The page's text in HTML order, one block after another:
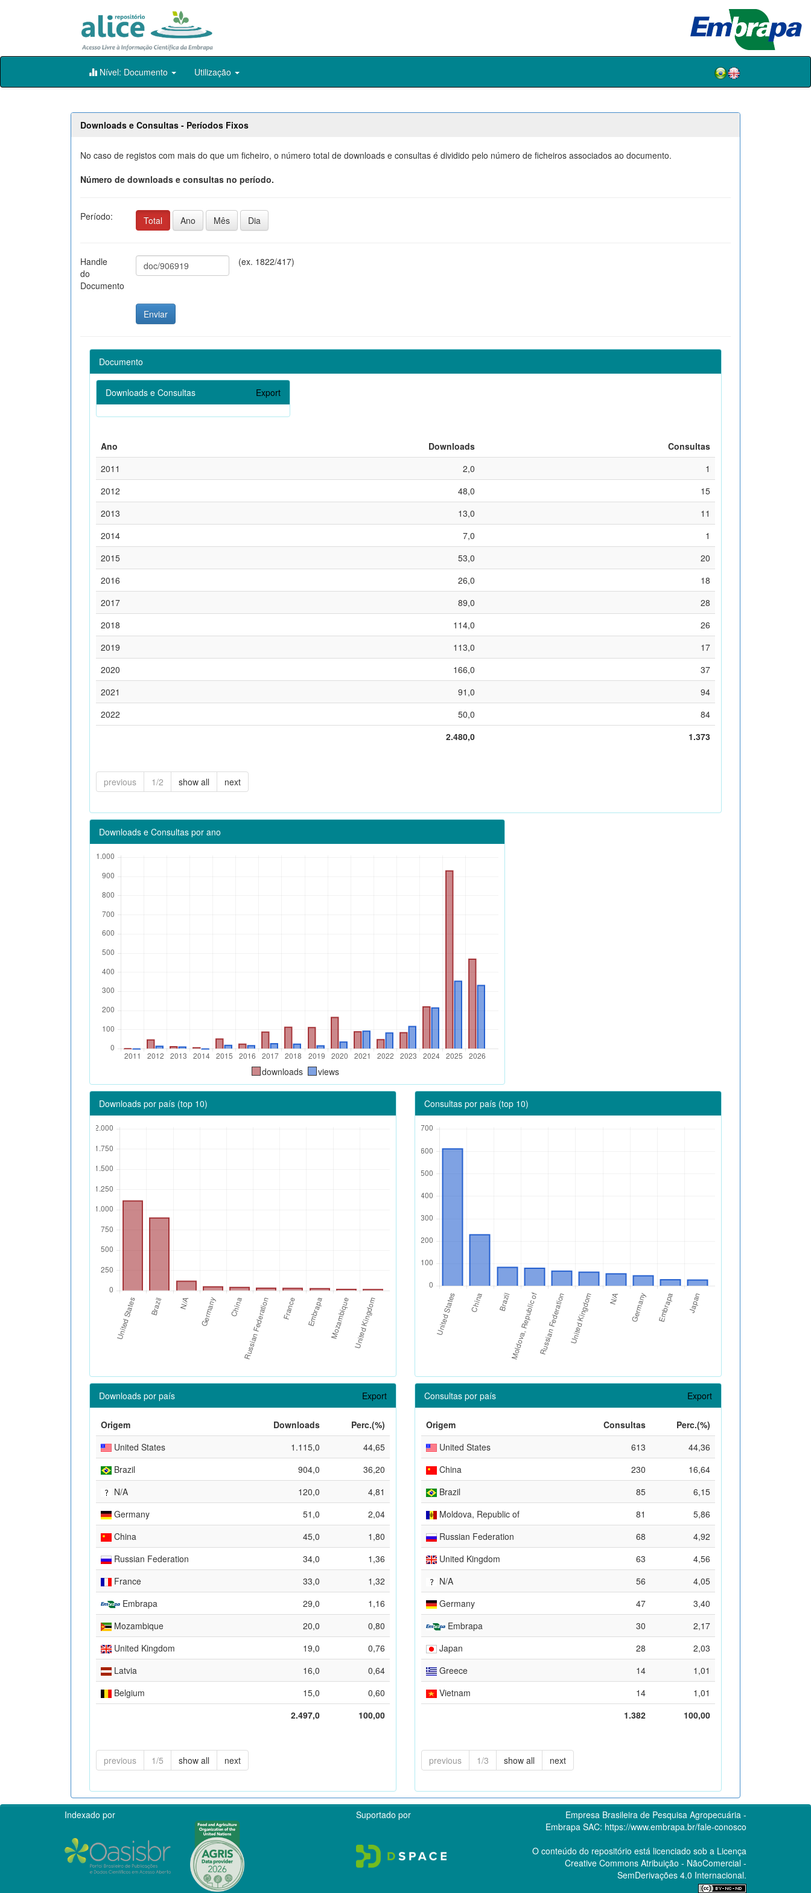
Skip
Nível: Documento Utilização
Downloads e Consultas - Períodos Fixos
No caso de registos com mais do que um ficheiro, o número total de downloads e consultas é dividido pelo número de ficheiros associados ao documento.
Número de downloads e consultas no período.
Período: Total Ano Mês Dia
Handle
do
Documento
(ex. 1822/417)
Documento
Downloads e Consultas Export
Ano Downloads
Consultas
2011
2,0
1
2012
48,0
15
2013
13,0
11
2014
7,0
1
2015
53,0
20
2016
26,0
18
2017
89,0
28
2018
114,0
26
2019
113,0
17
2020
166,0
37
2021
91,0
94
2022
50,0
84
2.480,0
1.373
previous 1/2 show all next
Downloads e Consultas por ano
downloads views
Downloads por país (top 10) Consultas por país (top 10)
Downloads por país Export
Origem Downloads
Perc.(%)
United States
1.115,0
44,65
Brazil
904,0
36,20
N/A
120,0
4,81
Germany
51,0
2,04
China
45,0
1,80
Russian Federation
34,0
1,36
France
33,0
1,32
Embrapa
29,0
1,16
Mozambique
20,0
0,80
United Kingdom
19,0
0,76
Latvia
16,0
0,64
Belgium
15,0
0,60
2.497,0
100,00
previous 1/5 show all next
Consultas por país Export
Origem Consultas
Perc.(%)
United States
613
44,36
China
230
16,64
Brazil
85
6,15
Moldova, Republic of
81
5,86
Russian Federation
68
4,92
United Kingdom
63
4,56
N/A
56
4,05
Germany
47
3,40
Embrapa
30
2,17
Japan
28
2,03
Greece
14
1,01
Vietnam
14
1,01
1.382
100,00
previous 1/3 show all next
Indexado por Suportado por
Empresa Brasileira de Pesquisa Agropecuária -
Embrapa SAC: https://www.embrapa.br/fale-conosco
O conteúdo do repositório está licenciado sob a Licença
Creative CommonsAtribuição - NãoComercial -
SemDerivações 4.0 Internacional.